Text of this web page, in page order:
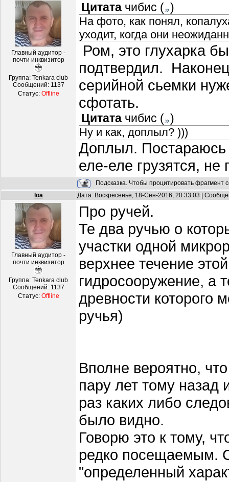
Главный аудитор -
почти инквизитор
Группа: Tenkara club
Сообщений: 1137
Статус: Offline
Цитата чибис ( )
На фото, как понял,
уходит, когда они
Ром, это глухарка
подтвердил.
серийной сьемки
сфотать.
Цитата чибис ( )
Ну и как, доплыл? )))
Доплыл. Постараюсь
еле-еле грузятся,
Подсказка. Чтобы процитировать фрагмент
loa
Дата: Воскресенье, 18-Сен-2016, 20:33:03 |
Главный аудитор -
почти инквизитор
Группа: Tenkara club
Сообщений: 1137
Статус: Offline
Про ручей.
Те два ручью о
участки одной
верхнее течение
гидросооружение, а
древности которого
ручья)
Вполне вероятно,
пару лет тому назад
раз каких либо
было видно.
Говорю это к тому,
редко посещаемым.
"определенный